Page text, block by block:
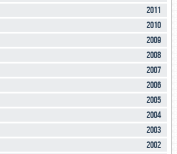
2011
2010
2009
2008
2007
2006
2005
2004
2003
2002